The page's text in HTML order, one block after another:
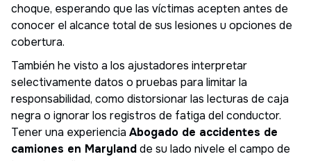
choque, esperando que las víctimas acepten antes de
conocer el alcance total de sus lesiones u opciones de
cobertura.
También he visto a los ajustadores interpretar
selectivamente datos o pruebas para limitar la
responsabilidad, como distorsionar las lecturas de caja
negra o ignorar los registros de fatiga del conductor.
Tener una experiencia Abogado de accidentes de
camiones en Marylandde su lado nivele el campo de